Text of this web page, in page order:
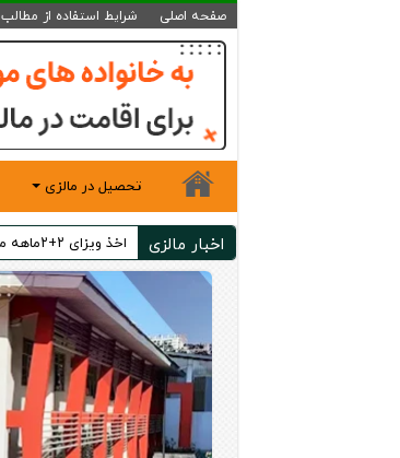
صفحه اصلی شرایط استفاده از مطالب
تحصیل در مالزی
اخبار مالزی اخذ ویزای ۲+۲ماهه مالزی امکان پذیر شد!